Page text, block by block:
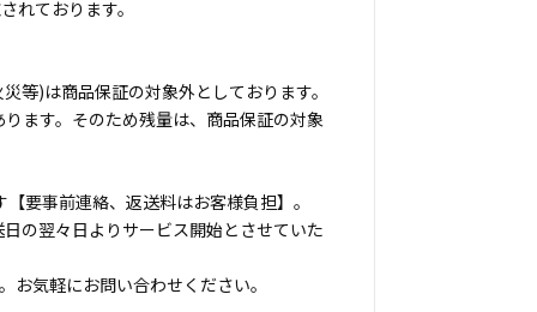
れております。
等)は商品保証の対象外としております。
ます。そのため残量は、商品保証の対象
要事前連絡、返送料はお客様負担】。
の翌々日よりサービス開始とさせていた
気軽にお問い合わせください。